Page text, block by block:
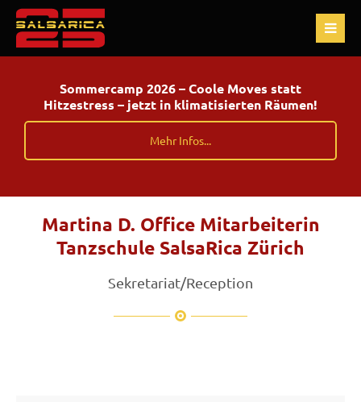
Sommercamp 2026 – Coole Moves statt
Hitzestress – jetzt in klimatisierten Räumen!
Mehr Infos...
Martina D. Office Mitarbeiterin
Tanzschule SalsaRica Zürich
Sekretariat/Reception